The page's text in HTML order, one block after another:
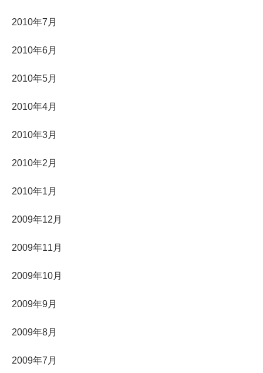
2010年7月
2010年6月
2010年5月
2010年4月
2010年3月
2010年2月
2010年1月
2009年12月
2009年11月
2009年10月
2009年9月
2009年8月
2009年7月